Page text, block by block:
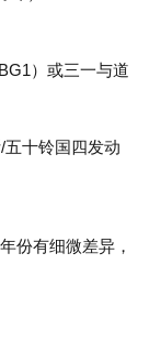
）或三一与道
十铃国四发动
份有细微差异，